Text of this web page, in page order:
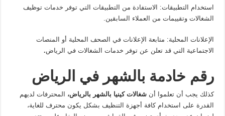
استخدام التطبيقات: الاستفادة من التطبيقات التي توفر خدمات توظيف
الشغالات وتقييمات من العملاء السابقين.
الإعلانات المحلية: متابعة الإعلانات في الصحف المحلية أو المنصات
الاجتماعية التي قد تعلن عن توفر خدمات الشغالات في الرياض.
رقم خادمة بالشهر في الرياض
كذلك يجب أن تعلموا أنشغالات كينيا بالشهر بالرياض، المحترفات لديهم
القدرة على استخدام كافة أجهزة التنظيف بشكل يكون محترف للغاية،